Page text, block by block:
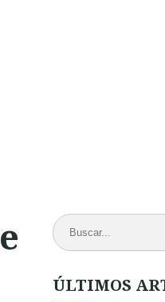
ÚLTIMOS